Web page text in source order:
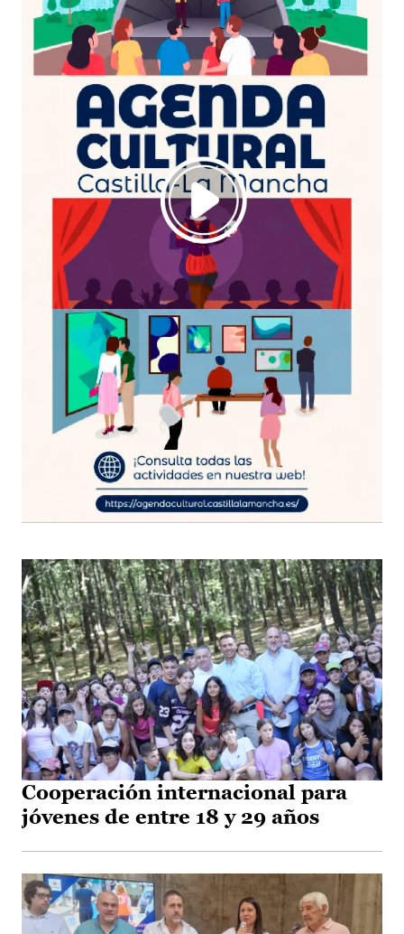
Cooperación internacional para
jóvenes de entre 18 y 29 años